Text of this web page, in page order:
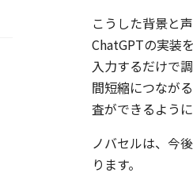
こうした背景と
ChatGPTの実装
入力するだけで
間短縮につなが
査ができるよう
ノバセルは、今
ります。